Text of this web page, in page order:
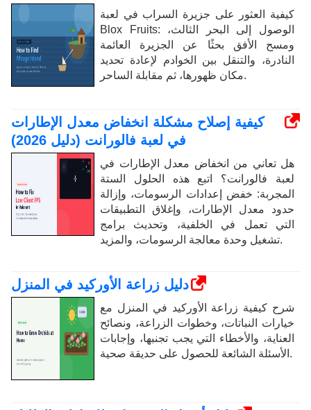
كيفية العثور على جزيرة السراب في لعبة
Blox Fruits: الوصول إلى البحر الثالث،
ومسح الأفق بحثًا عن الجزيرة العائمة
النادرة، والتنقل بين الخوادم لإعادة تحديد
مكان ظهورها، ثم مقابلة الساحر.
كيفية إصلاح مشكلة انخفاض معدل الإطارات
في لعبة فالورانت (دليل 2026)
هل تعاني من انخفاض معدل الإطارات في
لعبة فالورانت؟ اتبع هذه الحلول الستة
المجربة: خفض إعدادات الرسومات، وإزالة
حدود معدل الإطارات، وإغلاق التطبيقات
التي تعمل في الخلفية، وتحديث برامج
تشغيل وحدة معالجة الرسومات، والمزيد.
دليل زراعة الأوركيد في المنزل
شرح كيفية زراعة الأوركيد في المنزل مع
خيارات النباتات، وخطوات الزراعة، ونصائح
العناية، والأخطاء التي يجب تجنبها، وإجابات
الأسئلة الشائعة للحصول على حديقة صحية.